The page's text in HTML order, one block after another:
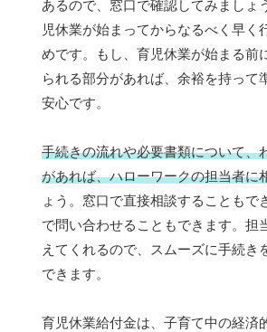
あるので、窓口で確認してみましょ
児休業が始まってからなるべく早く
めです。もし、育児休業が始まる前
られる部分があれば、余裕を持って
安心です。
手続きの流れや必要書類について、
があれば、ハローワークの担当者に
ょう。窓口で直接相談することもで
で問い合わせることもできます。担
えてくれるので、スムーズに手続き
できます。
育児休業給付金は、子育て中の経済